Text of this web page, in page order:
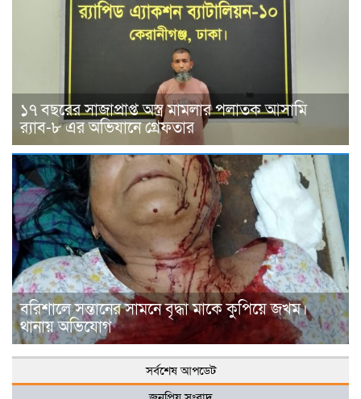
১৭ বছরের সাজাপ্রাপ্ত অস্ত্র মামলার পলাতক আসামি
র‍্যাব-৮ এর অভিযানে গ্রেফতার
বরিশালে সন্তানের সামনে বৃদ্ধা মাকে কুপিয়ে জখম।
থানায় অভিযোগ
সর্বশেষ আপডেট